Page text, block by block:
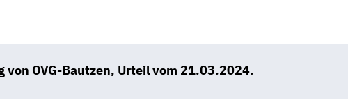
von OVG-Bautzen, Urteil vom 21.03.2024.